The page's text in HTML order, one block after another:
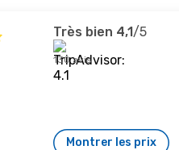
Très bien 4,1/5
130 avis
Montrer les prix